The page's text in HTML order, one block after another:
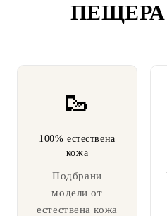
🥾
100% естествена
кожа
Подбрани
модели от
естествена кожа